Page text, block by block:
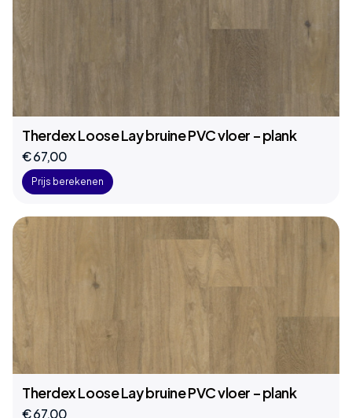
Therdex Loose Lay bruine PVC vloer – plank
€ 67,00
Prijs berekenen
Therdex Loose Lay bruine PVC vloer – plank
€ 67,00